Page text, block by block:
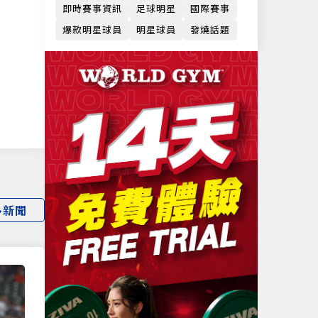
聞
即時賽事資訊 足球明星
國際賽事
爆款明星球員
明星球員 發燒話題